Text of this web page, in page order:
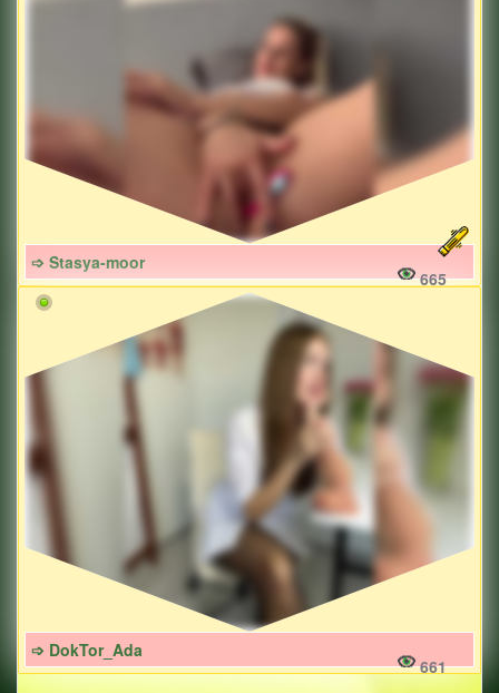
➩ Stasya-moor
665
➩ DokTor_Ada
661